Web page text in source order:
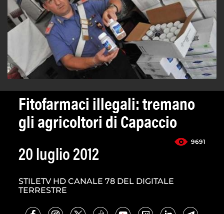
Fitofarmaci illegali: tremano
gli agricoltori di Capaccio
9691
20 luglio 2012
STILETV HD CANALE 78 DEL DIGITALE
TERRESTRE